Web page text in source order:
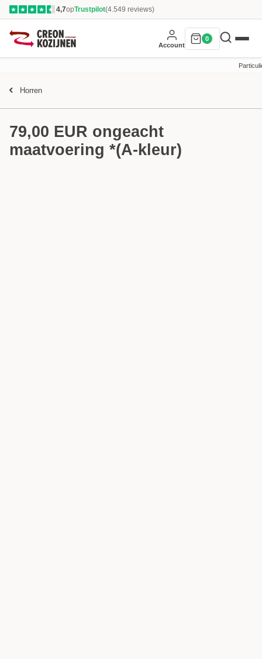
★ ★ ★ ★ ★ 4,7opTrustpilot(4.549 reviews)
Account
0
Horren
79,00 EUR ongeacht
maatvoering *(A-kleur)